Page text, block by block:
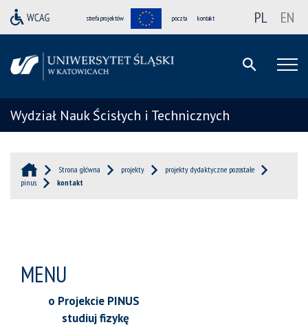
strefa projektów poczta kontakt PL EN
Wydział Nauk Ścisłych i Technicznych
Strona główna projekty
projekty dydaktyczne pozostałe
pinus
kontakt
MENU
o Projekcie PINUS
studiuj fizykę